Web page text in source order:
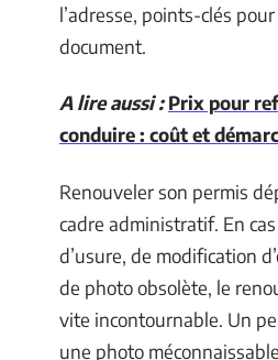
l’adresse, points-clés
document.
A lire aussi : Prix pour
conduire : coût et
Renouveler son permis
cadre administratif. En
d’usure, de modification
de photo obsolète, le
vite incontournable. Un
une photo